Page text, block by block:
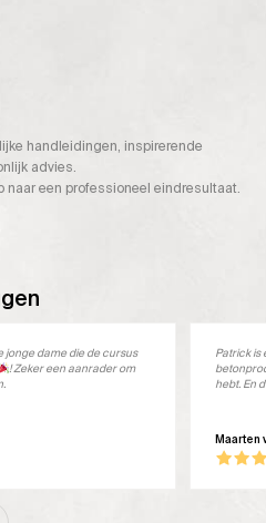
handleidingen, inspirerende
advies.
een professioneel eindresultaat.
jonge dame die de cursus
! Zeker een aanrader om
Maarten
Patrick is
hebt. En